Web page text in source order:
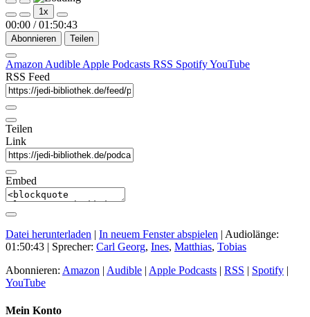
Play
Episode
Pause
Episode
1x
00:00 / 01:50:43
Abonnieren Teilen
AmazonAudibleApple Podcasts RSS SpotifyYouTube
RSS Feed
Teilen
Link
Embed
Datei herunterladen In neuem Fenster abspielen Audiolänge:
01:50:43 | Sprecher: Carl Georg, Ines, Matthias, Tobias
Abonnieren: Amazon Audible Apple Podcasts RSS Spotify
YouTube
Mein Konto